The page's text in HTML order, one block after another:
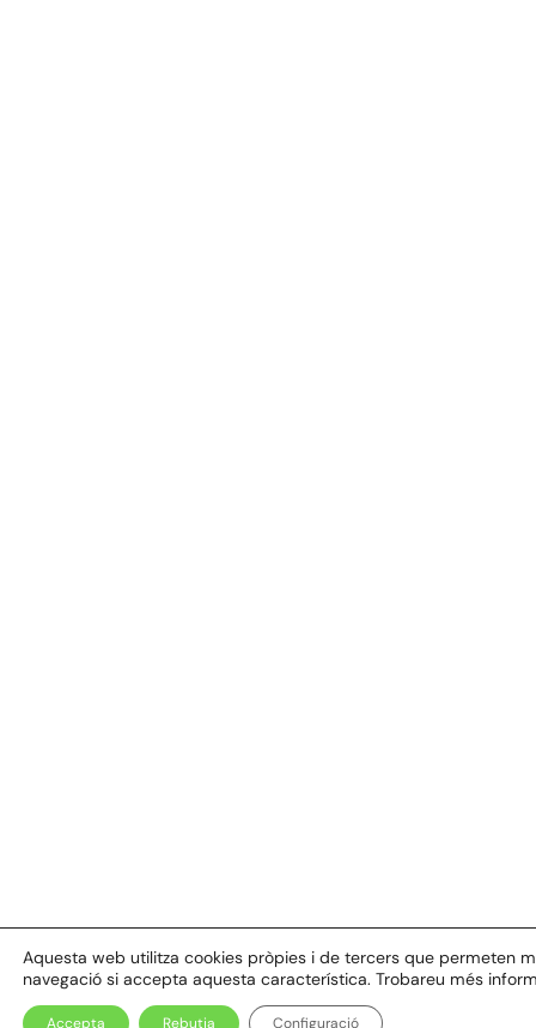
Aquesta web utilitza cookies pròpies i de tercers que permeten
navegació si accepta aquesta característica. Trobareu més
Accepta Rebutja Configuració